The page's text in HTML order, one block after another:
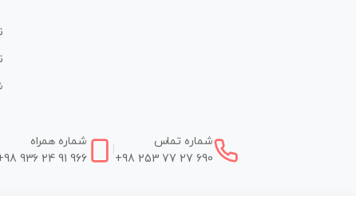
شماره تماس
+98 253 77 27 690
شماره همراه
936 24 91 966